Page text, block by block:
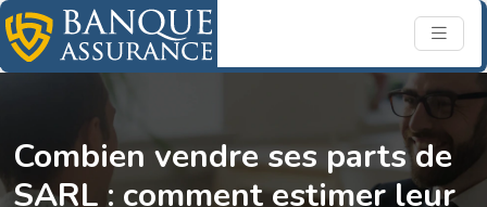
Combien vendre ses parts de
SARL : comment estimer leur